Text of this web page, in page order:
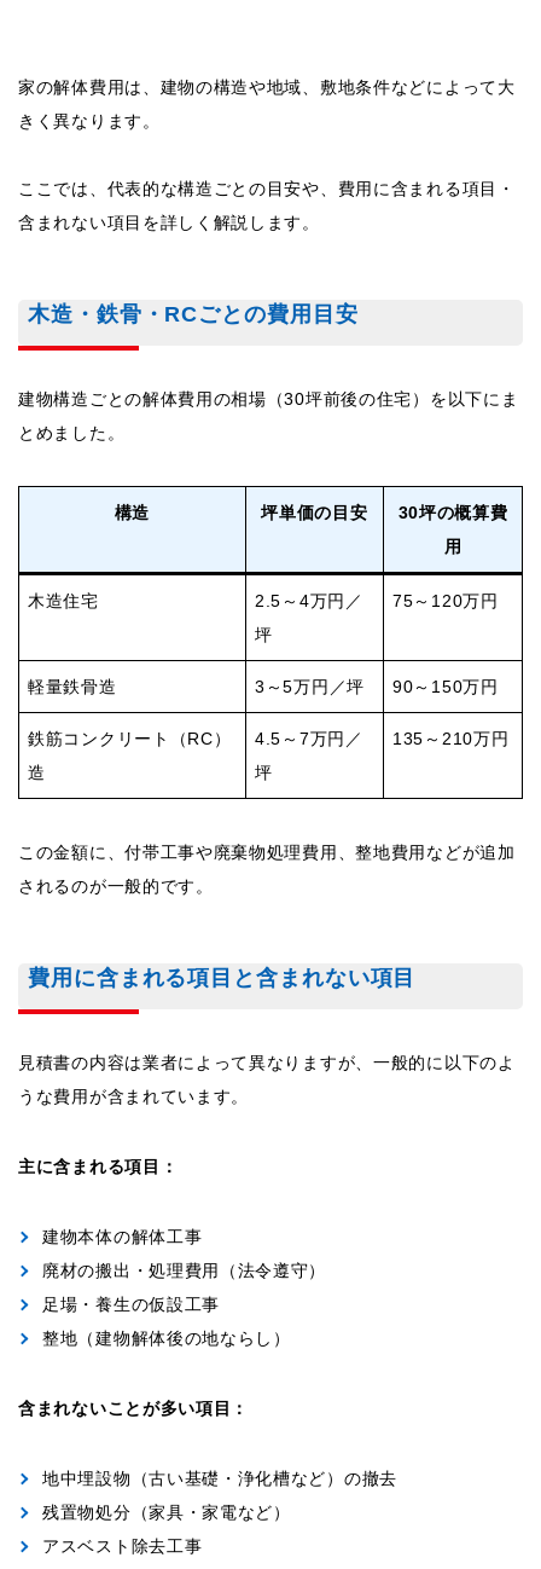
家の解体費用は、建物の構造や地域、敷地条件などによって大
きく異なります。
ここでは、代表的な構造ごとの目安や、費用に含まれる項目・
含まれない項目を詳しく解説します。
木造・鉄骨・RCごとの費用目安
建物構造ごとの解体費用の相場（30坪前後の住宅）を以下にま
とめました。
構造 坪単価の目安
30坪の概算費
用
木造住宅
2.5～4万円／
坪
75～120万円
軽量鉄骨造 3～5万円／坪 90～150万円
鉄筋コンクリート（RC）
造
4.5～7万円／
坪
135～210万円
この金額に、付帯工事や廃棄物処理費用、整地費用などが追加
されるのが一般的です。
費用に含まれる項目と含まれない項目
見積書の内容は業者によって異なりますが、一般的に以下のよ
うな費用が含まれています。
主に含まれる項目：
建物本体の解体工事
廃材の搬出・処理費用（法令遵守）
足場・養生の仮設工事
整地（建物解体後の地ならし）
含まれないことが多い項目：
地中埋設物（古い基礎・浄化槽など）の撤去
残置物処分（家具・家電など）
アスベスト除去工事